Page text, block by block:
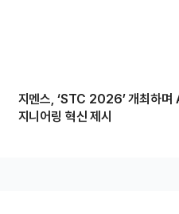
지멘스, ‘STC 2026’ 개최하며
지니어링 혁신 제시